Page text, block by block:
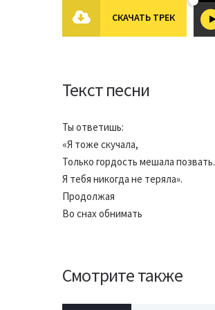
СКАЧАТЬ ТРЕК
Текст песни
Ты ответишь:
«Я тоже скучала,
Только гордость мешала позвать.
Я тебя никогда не теряла».
Продолжая
Во снах обнимать
Смотрите также